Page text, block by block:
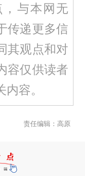
与本网无
传递更多信
其观点和对
容仅供读者
容。
责任编辑：高原